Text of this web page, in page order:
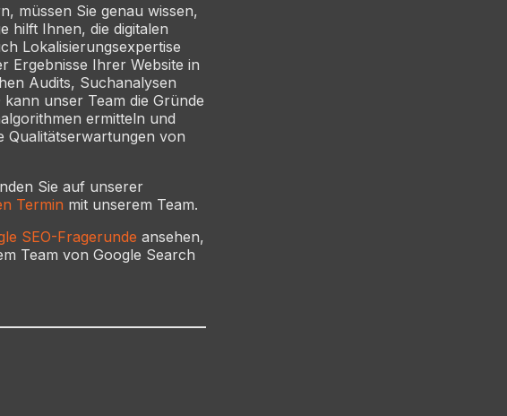
müssen Sie genau wissen,
hilft Ihnen, die digitalen
Lokalisierungsexpertise
Ergebnisse Ihrer Website in
Audits, Suchanalysen
unser Team die Gründe
ermitteln und
Qualitätserwartungen von
Sie auf unserer
Termin mit unserem Team.
SEO-Fragerunde ansehen,
Team von Google Search